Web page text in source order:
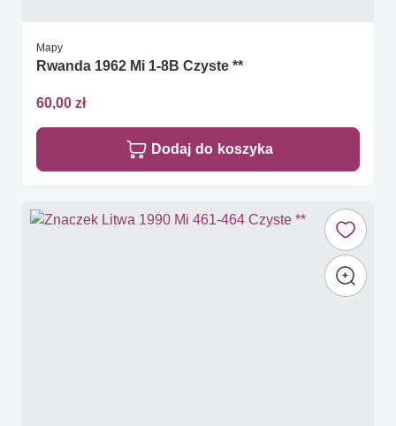
Mapy
Rwanda 1962 Mi 1-8B Czyste **
60,00 zł
Dodaj do koszyka